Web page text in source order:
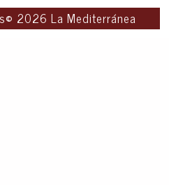
2026 La Mediterránea